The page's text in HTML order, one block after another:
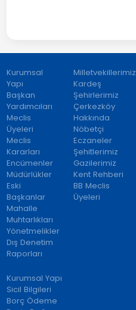
Kurumsal
Yapı
Başkan
Yardımcıları
Meclis
Üyeleri
Meclis
Kararları
Encümenler
Müdürlükler
Eski
Başkanlar
Mahalle
Muhtarlıkları
Yönetmelikler
Dış Denetim
Raporları
Milletvekillerimiz
Kardeş
Şehirlerimiz
Çerkezköy
Hakkında
Nöbetçi
Eczaneler
Şehitlerimiz
Gazilerimiz
Kent Rehberi
BB Meclis
Üyeleri
Kurumsal Yapı
Sicil Bilgileri
Borç Ödeme